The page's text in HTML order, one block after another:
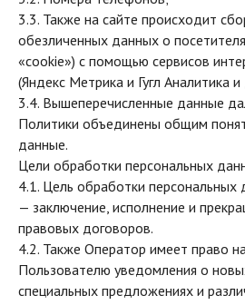
3.3. Также на сайте происходит
обезличенных данных о
«cookie») с помощью сервисов
(Яндекс Метрика и Гугл Аналитика и
3.4. Вышеперечисленные данные
Политики объединены общим
данные.
Цели обработки персональных
4.1. Цель обработки персональных
— заключение, исполнение и
правовых договоров.
4.2. Также Оператор имеет право
Пользователю уведомления о
специальных предложениях и